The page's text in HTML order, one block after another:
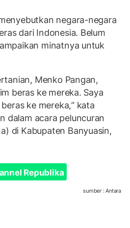
negara-negara
dari Indonesia. Belum
minatnya untuk
Menko Pangan,
beras ke mereka. Saya
ke mereka,“ kata
dalam acara peluncuran
di Kabupaten Banyuasin,
Republika
sumber : Antara